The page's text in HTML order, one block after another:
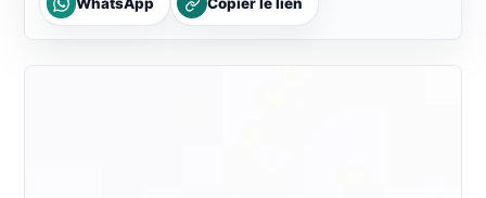
WhatsApp Copier le lien